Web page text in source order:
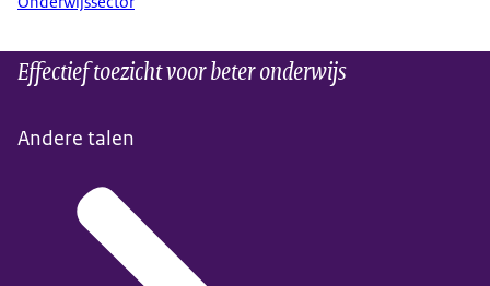
Effectief toezicht voor beter onderwijs
Andere talen